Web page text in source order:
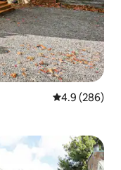
Calificación
4.9 (286)